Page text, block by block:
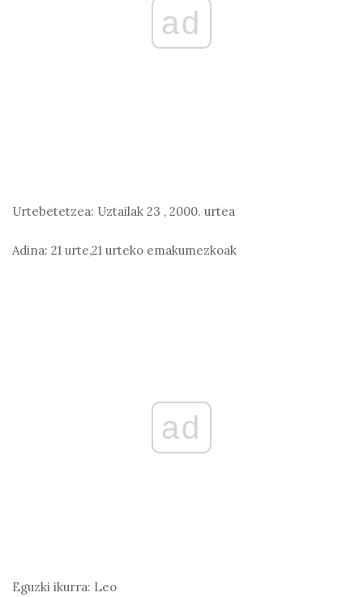
ad
Urtebetetzea: Uztailak 23 , 2000. urtea
Adina: 21 urte,21 urteko emakumezkoak
ad
Eguzki ikurra: Leo